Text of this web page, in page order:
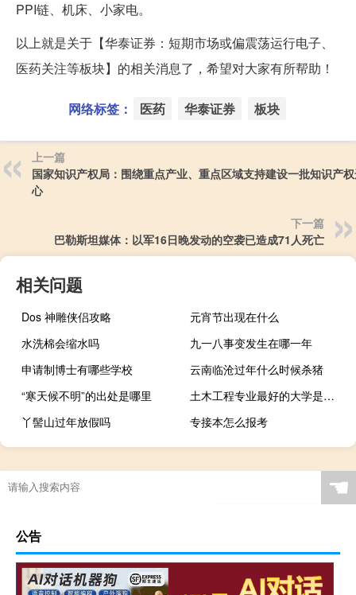
PPI链、机床、小家电。
以上就是关于【华泰证券：短期市场或偏震荡运行电子、
医药关注等板块】的相关消息了，希望对大家有所帮助！
网络标签： 医药 华泰证券 板块
上一篇
国家知识产权局：围绕重点产业、重点区域支持建设一批知识产
心
下一篇
巴勒斯坦媒体：以军16日晚发动的空袭已造成71人死亡
相关问题
Dos 神雕侠侣攻略
元宵节出现在什么
水洗棉会缩水吗
九一八事变发生在哪一年
申请制博士有哪些学校
云南临沧过年什么时候杀猪
“寒天候不明”的出处是哪里
土木工程专业最好的大学是哪所
丫髻山过年放假吗
专接本怎么报考
☚
公告